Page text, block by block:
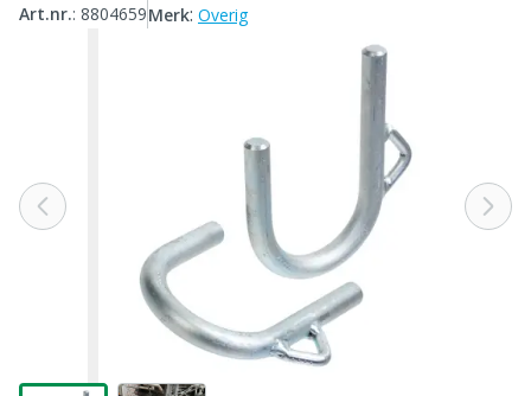
Art.nr.: 8804659Merk: Overig